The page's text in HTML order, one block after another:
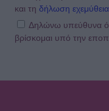
και τη δήλωση
Δηλώνω υπεύθυνα
βρίσκομαι υπό την